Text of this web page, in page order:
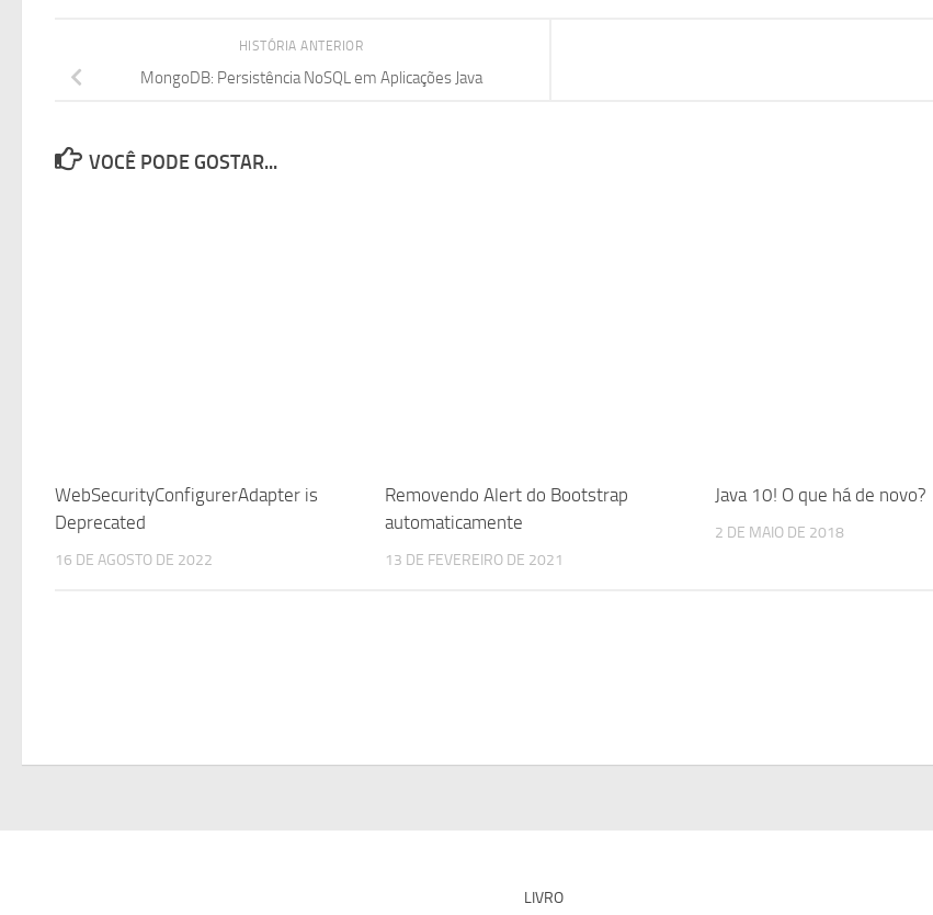
HISTÓRIA ANTERIOR
MongoDB: Persistência NoSQL em Aplicações Java
VOCÊ PODE GOSTAR...
WebSecurityConfigurerAdapter is
Deprecated
16 DE AGOSTO DE 2022
Removendo Alert do Bootstrap
automaticamente
13 DE FEVEREIRO DE 2021
Java 10! O que há de novo?
2 DE MAIO DE 2018
LIVRO